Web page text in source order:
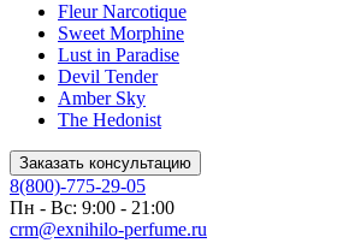
Fleur Narcotique
Sweet Morphine
Lust in Paradise
Devil Tender
Amber Sky
The Hedonist
Заказать консультацию
8(800)-775-29-05
Пн - Вс: 9:00 - 21:00
crm@exnihilo-perfume.ru